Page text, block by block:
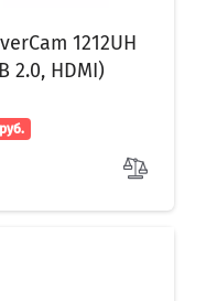
1212UH
2.0, HDMI)